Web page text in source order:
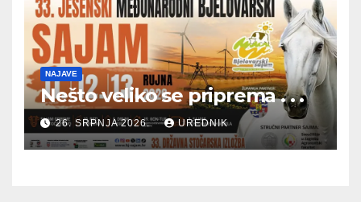
NAJAVE
Nešto veliko se priprema . . .
26. SRPNJA 2026. UREDNIK